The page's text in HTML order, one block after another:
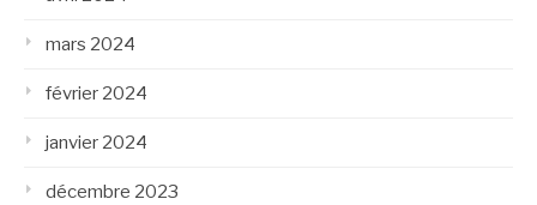
mars 2024
février 2024
janvier 2024
décembre 2023